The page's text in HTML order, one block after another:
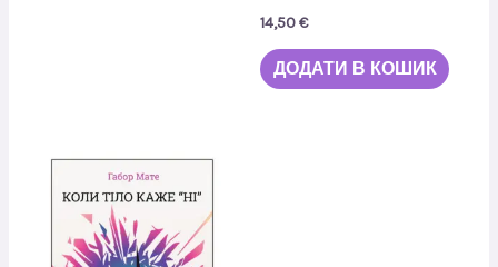
14,50€
ДОДАТИ В КОШИК